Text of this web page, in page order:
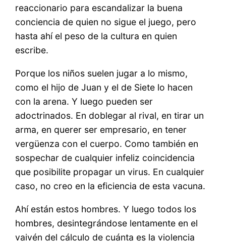
reaccionario para escandalizar la buena
conciencia de quien no sigue el juego, pero
hasta ahí el peso de la cultura en quien
escribe.
Porque los niños suelen jugar a lo mismo,
como el hijo de Juan y el de Siete lo hacen
con la arena. Y luego pueden ser
adoctrinados. En doblegar al rival, en tirar un
arma, en querer ser empresario, en tener
vergüenza con el cuerpo. Como también en
sospechar de cualquier infeliz coincidencia
que posibilite propagar un virus. En cualquier
caso, no creo en la eficiencia de esta vacuna.
Ahí están estos hombres. Y luego todos los
hombres, desintegrándose lentamente en el
vaivén del cálculo de cuánta es la violencia